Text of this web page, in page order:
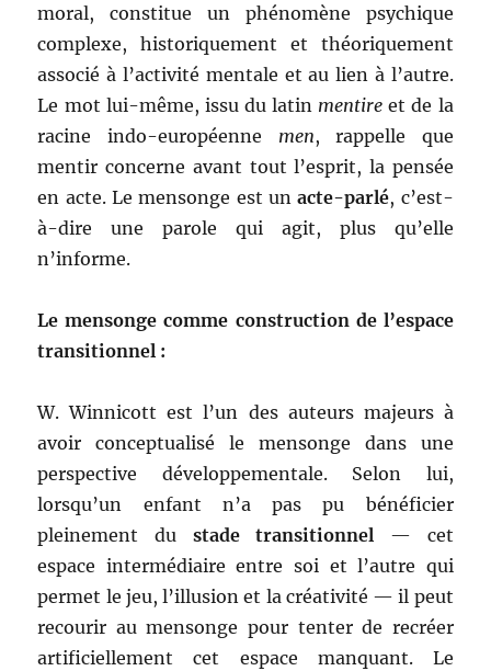
moral, constitue un phénomène psychique
complexe, historiquement et théoriquement
associé à l’activité mentale et au lien à l’autre.
Le mot lui-même, issu du latin mentire et de la
racine indo-européenne men, rappelle que
mentir concerne avant tout l’esprit, la pensée
en acte. Le mensonge est unacte-parlé, c’est-
à-dire une parole qui agit, plus qu’elle
n’informe.
Le mensonge comme construction de l’espace
transitionnel :
W. Winnicott est l’un des auteurs majeurs à
avoir conceptualisé le mensonge dans une
perspective développementale. Selon lui,
lorsqu’un enfant n’a pas pu bénéficier
pleinement du stade transitionnel — cet
espace intermédiaire entre soi et l’autre qui
permet le jeu, l’illusion et la créativité — il peut
recourir au mensonge pour tenter de recréer
artificiellement cet espace manquant. Le